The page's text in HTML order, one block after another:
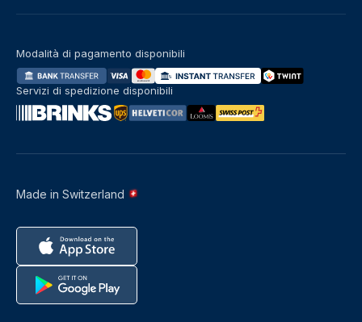
Made in Switzerland
Modalità di pagamento disponibili
Servizi di spedizione disponibili